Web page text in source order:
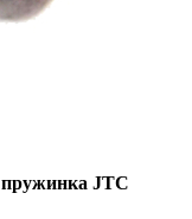
пружинка JTC